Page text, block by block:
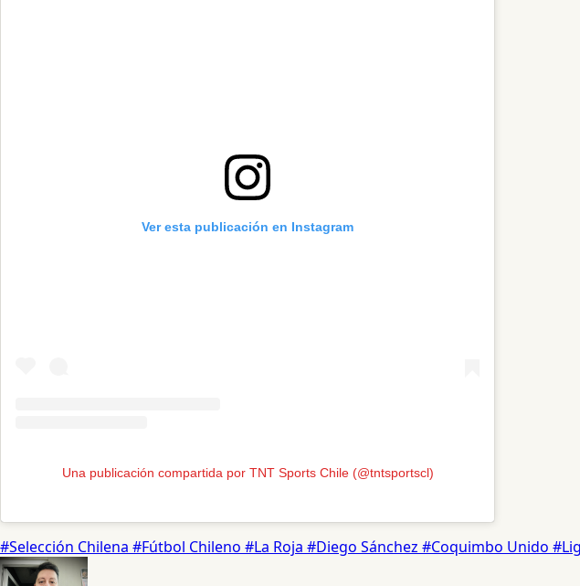
Ver esta publicación en Instagram
Una publicación compartida por TNT Sports Chile (@tntsportscl)
#Selección Chilena #Fútbol Chileno #La Roja #Diego Sánchez #Coquimbo Unido